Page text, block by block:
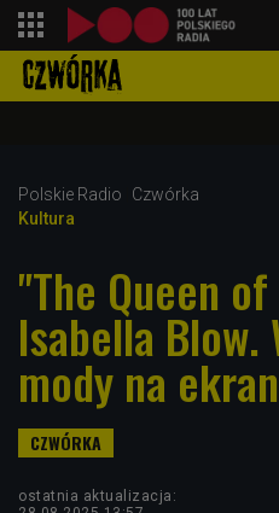
Polskie Radio
Czwórka
Kultura
"The Queen
Isabella Blow.
mody na
ostatnia aktualizacja: